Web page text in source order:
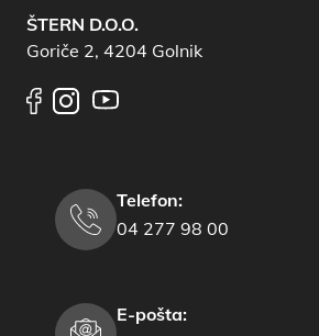
ŠTERN D.O.O.
Goriče 2, 4204 Golnik
Telefon:
04 277 98 00
E-pošta: